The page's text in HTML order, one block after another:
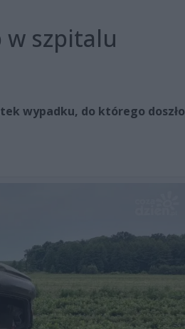
w szpitalu
wypadku, do którego doszło